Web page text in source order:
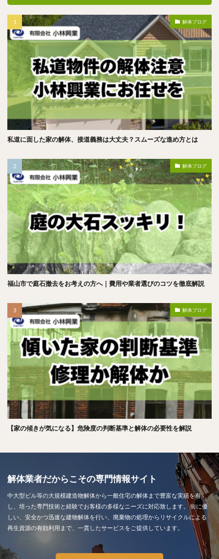
解体ブログ
私道に面した家の解体、接道義務は大丈夫？スムーズな進め方とは
解体ブログ
福山市で庭石撤去をお考えの方へ｜費用や業者選びのコツを徹底解説
解体ブログ
【家の傾きが気になる】危険度の判断基準と解体の必要性を解説
解体業者だからこその専門情報サイト
中大型ビル等の大規模建造物解体から一般住宅の解体まで豊富な実績を有
し、培った専門技術と経験でお客様の多様なニーズに対応致します。 街に優
しい、安全かつ迅速な建物解体を行い、廃棄物の処理からリサイクルによる
再生資源の有効利用まで、一貫したサービスをご提供しています。